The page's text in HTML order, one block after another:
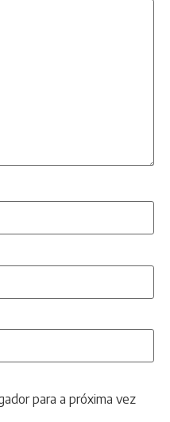
para a próxima vez